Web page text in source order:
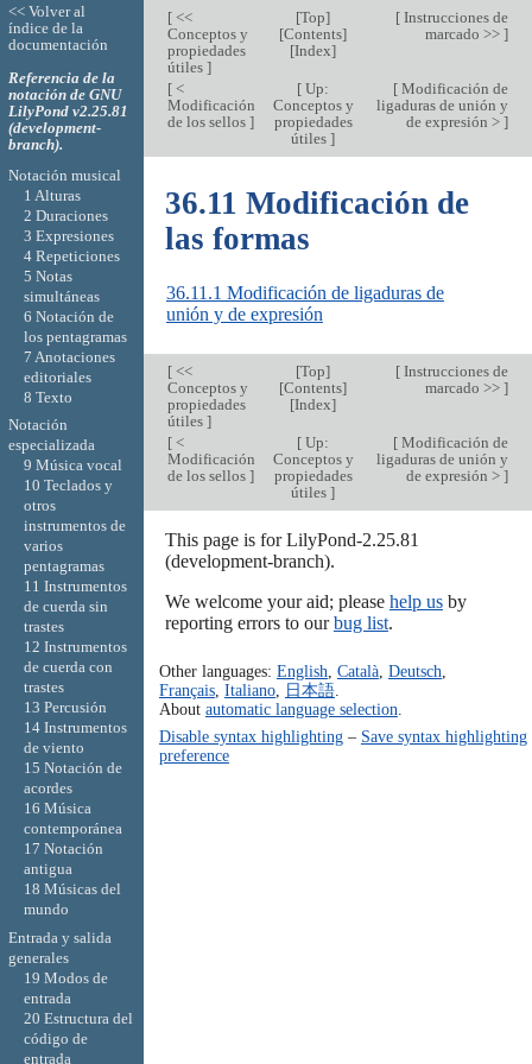
[<<
Conceptos y
propiedades
útiles ]
[Top]
[Contents]
[Index]
[Instrucciones de
marcado >> ]
[<
Modificación
de los sellos ]
[ Up:
Conceptos y
propiedades
útiles]
[Modificación de
ligaduras de unión y
de expresión > ]
36.11 Modificación de
las formas
36.11.1 Modificación de ligaduras de
unión y de expresión
[<<
Conceptos y
propiedades
útiles ]
[Top]
[Contents]
[Index]
[Instrucciones de
marcado >> ]
[<
Modificación
de los sellos ]
[ Up:
Conceptos y
propiedades
útiles]
[Modificación de
ligaduras de unión y
de expresión > ]
This page is for LilyPond-2.25.81
(development-branch).
We welcome your aid; please help usby
reporting errors to ourbug list.
Other languages: English Català, Deutsch
Français, Italiano, 日本語.
About automatic language selection
Disable syntax highlighting– Save syntax highlighting
preference
<< Volver al
índice de la
documentación
Referencia de la
notación de GNU
LilyPond v2.25.81
(development-
branch).
Notación musical
1 Alturas
2 Duraciones
3 Expresiones
4 Repeticiones
5 Notas
simultáneas
6 Notación de
los pentagramas
7 Anotaciones
editoriales
8 Texto
Notación
especializada
9 Música vocal
10 Teclados y
otros
instrumentos de
varios
pentagramas
11 Instrumentos
de cuerda sin
trastes
12 Instrumentos
de cuerda con
trastes
13 Percusión
14 Instrumentos
de viento
15 Notación de
acordes
16 Música
contemporánea
17 Notación
antigua
18 Músicas del
mundo
Entrada y salida
generales
19 Modos de
entrada
20 Estructura del
código de
entrada